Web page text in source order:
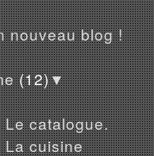
nouveau blog !
(12)▼
catalogue.
La cuisine